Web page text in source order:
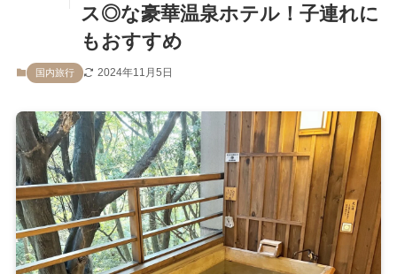
ス◎な豪華温泉ホテル！子連れに
もおすすめ
国内旅行 2024年11月5日